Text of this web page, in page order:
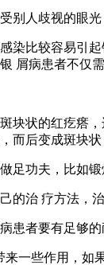
人歧视的眼
染比较容易引
屑病患者不仅
块状的红疙瘩
后变成斑块状
足功夫，比如锻
的治 疗方法，治
者要有足够的
一些作用，如